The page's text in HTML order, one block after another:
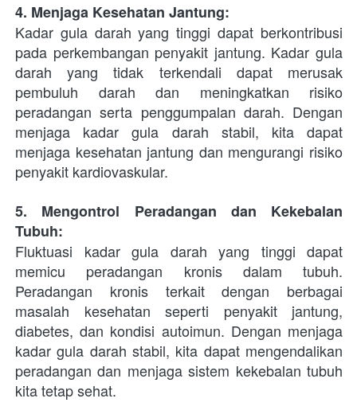
4. Menjaga Kesehatan Jantung:
Kadar gula darah yang tinggi dapat berkontribusi
pada perkembangan penyakit jantung. Kadar gula
darah yang tidak terkendali dapat merusak
pembuluh darah dan meningkatkan risiko
peradangan serta penggumpalan darah. Dengan
menjaga kadar gula darah stabil, kita dapat
menjaga kesehatan jantung dan mengurangi risiko
penyakit kardiovaskular.
5. Mengontrol Peradangan dan Kekebalan
Tubuh:
Fluktuasi kadar gula darah yang tinggi dapat
memicu peradangan kronis dalam tubuh.
Peradangan kronis terkait dengan berbagai
masalah kesehatan seperti penyakit jantung,
diabetes, dan kondisi autoimun. Dengan menjaga
kadar gula darah stabil, kita dapat mengendalikan
peradangan dan menjaga sistem kekebalan tubuh
kita tetap sehat.